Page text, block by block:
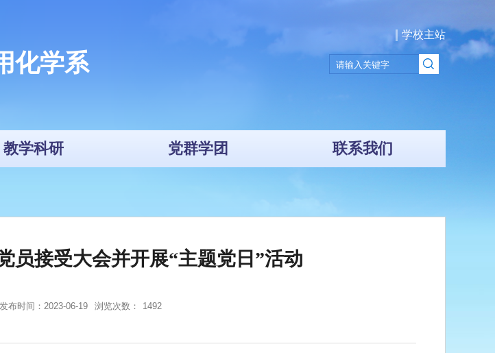
化学系
学校主站
教学科研 党群学团 联系我们
员接受大会并开展“主题党日”活动
发布时间：2023-06-19 浏览次数： 1492